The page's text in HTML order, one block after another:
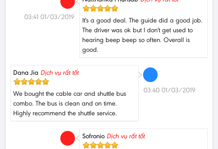
It's a good deal. The guide did a good job.
The driver was ok but I don't get used to
hearing beep beep so often. Overall is
good.
03:41 01/03/2019
Dana Jia Dịch vụ rất tốt
We bought the cable car and shuttle bus
combo. The bus is clean and on time.
Highly recommend the shuttle service.
03:40 01/03/2019
Sofronio Dịch vụ rất tốt